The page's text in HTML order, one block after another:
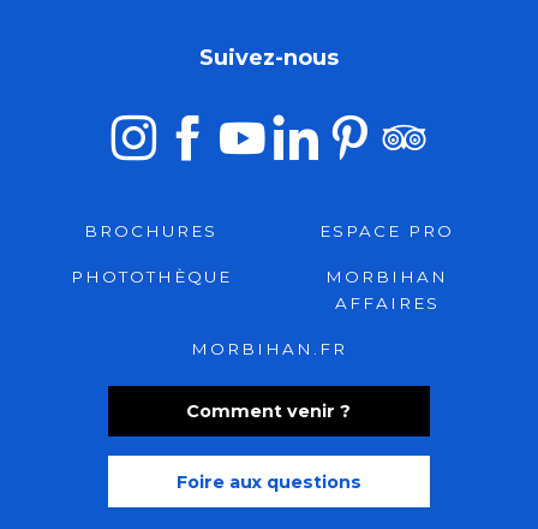
Comment venir ?
Foire aux questions
Suivez-nous
BROCHURES ESPACE PRO
PHOTOTHÈQUE
MORBIHAN
AFFAIRES
MORBIHAN.FR